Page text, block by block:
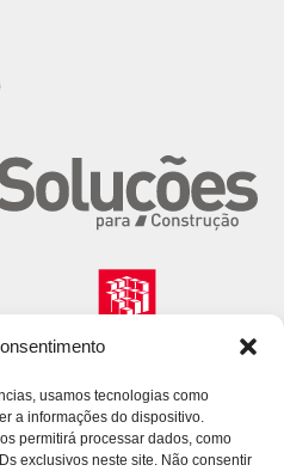
usamos tecnologias como
a informações do dispositivo.
permitirá processar dados, como
exclusivos neste site. Não consentir